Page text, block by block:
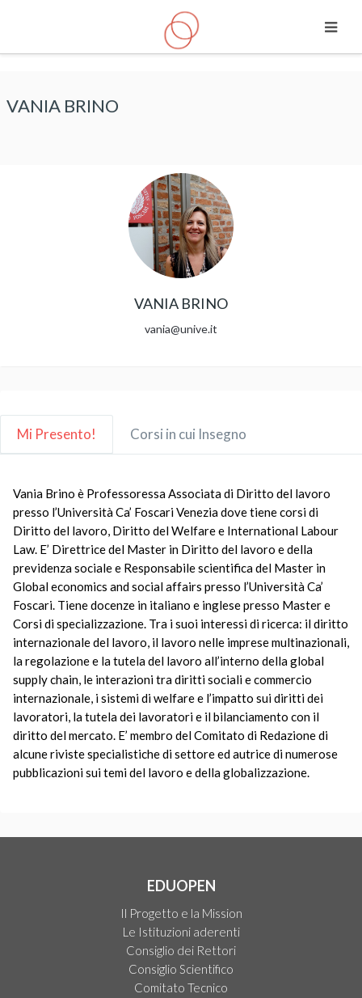
VANIA BRINO
VANIA BRINO
vania@unive.it
Mi Presento! Corsi in cui Insegno
Vania Brino è Professoressa Associata di Diritto del lavoro
presso l’Università Ca’ Foscari Venezia dove tiene corsi di
Diritto del lavoro, Diritto del Welfare e International Labour
Law. E’ Direttrice del Master in Diritto del lavoro e della
previdenza sociale e Responsabile scientifica del Master in
Global economics and social affairs presso l’Università Ca’
Foscari. Tiene docenze in italiano e inglese presso Master e
Corsi di specializzazione. Tra i suoi interessi di ricerca: il diritto
internazionale del lavoro, il lavoro nelle imprese multinazionali,
la regolazione e la tutela del lavoro all’interno della global
supply chain, le interazioni tra diritti sociali e commercio
internazionale, i sistemi di welfare e l’impatto sui diritti dei
lavoratori, la tutela dei lavoratori e il bilanciamento con il
diritto del mercato. E’ membro del Comitato di Redazione di
alcune riviste specialistiche di settore ed autrice di numerose
pubblicazioni sui temi del lavoro e della globalizzazione.
EDUOPEN
Il Progetto e la Mission
Le Istituzioni aderenti
Consiglio dei Rettori
Consiglio Scientifico
Comitato Tecnico